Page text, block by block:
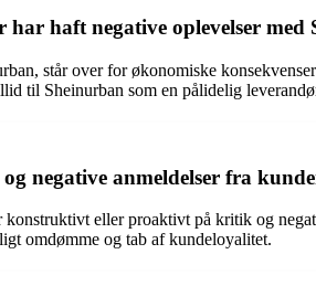
haft negative oplevelser med
står over for økonomiske
til Sheinurban som en pålidelig
negative anmeldelser fra
eller proaktivt på kritik og
omdømme og tab af kundeloyalitet.